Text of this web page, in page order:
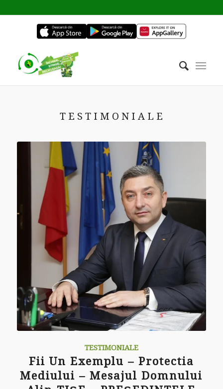
T E S T I M O N I A L E
TESTIMONIALE
Fii Un Exemplu – Protectia
Mediului – Mesajul Domnului